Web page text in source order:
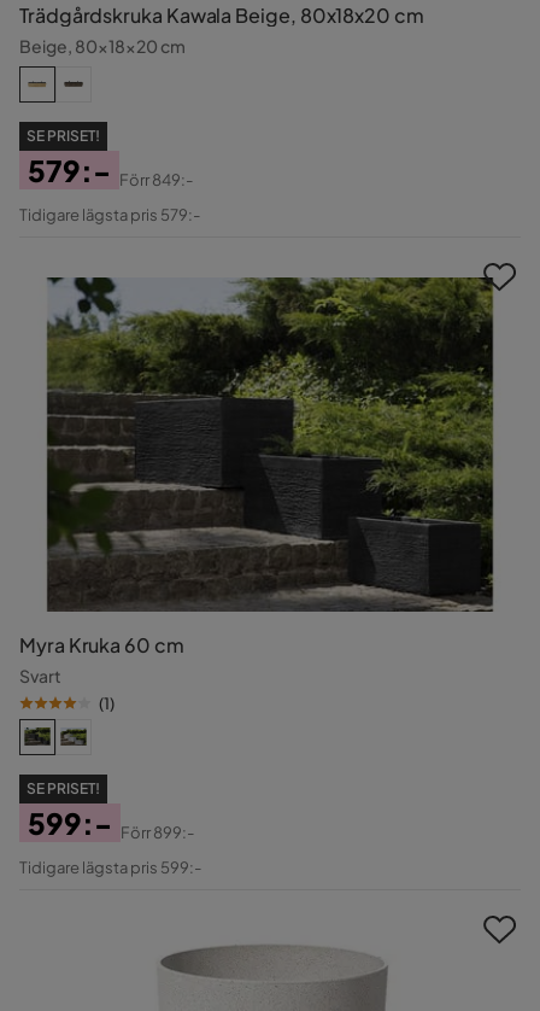
Trädgårdskruka Kawala Beige, 80x18x20 cm
Beige, 80x18x20 cm
SE PRISET!
Pris
579:-
Original
Förr849:-
Tidigare lägsta pris 579:-
Myra Kruka 60 cm
Svart
(1)
SE PRISET!
Pris
599:-
Original
Förr899:-
Tidigare lägsta pris 599:-